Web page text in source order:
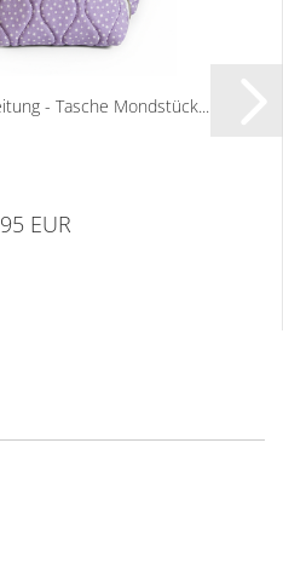
- Tasche Mondstück...
EUR